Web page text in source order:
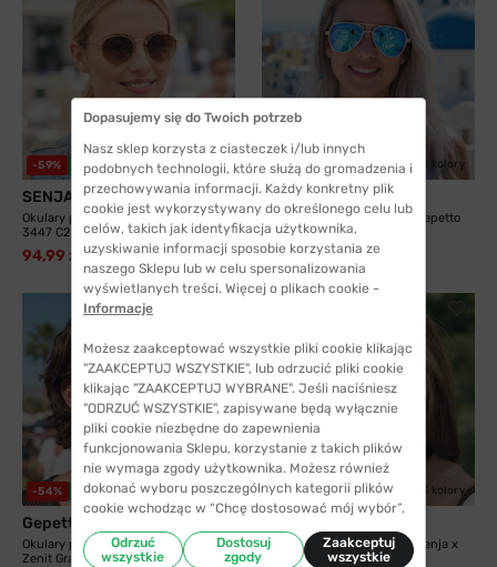
-59% WYSYŁKA 24H 3 kolory
SENJA
Okulary przeciwsłoneczne Senja
3447 C2
94,99 zł 229,99 zł
-54% WYSYŁKA 24H 4 kolory
Gepetto
Okulary przeciwsłoneczne Gepetto
Sole Navy z...
109,99 zł 240,00 zł
-54% WYSYŁKA 24H 3 kolory
Gepetto
Okulary przeciwsłoneczne Gepetto
Zenit Gray z...
-59% WYSYŁKA 24H 3 kolory
Okulary przeciwsłoneczne Senja x
Paula...
Dopasujemy się do Twoich potrzeb
Nasz sklep korzysta z ciasteczek i/lub innych
podobnych technologii, które służą do gromadzenia i
przechowywania informacji. Każdy konkretny plik
cookie jest wykorzystywany do określonego celu lub
celów, takich jak identyfikacja użytkownika,
uzyskiwanie informacji sposobie korzystania ze
naszego Sklepu lub w celu spersonalizowania
wyświetlanych treści. Więcej o plikach cookie -
Informacje
Możesz zaakceptować wszystkie pliki cookie klikając
"ZAAKCEPTUJ WSZYSTKIE", lub odrzucić pliki cookie
klikając "ZAAKCEPTUJ WYBRANE". Jeśli naciśniesz
"ODRZUĆ WSZYSTKIE", zapisywane będą wyłącznie
pliki cookie niezbędne do zapewnienia
funkcjonowania Sklepu, korzystanie z takich plików
nie wymaga zgody użytkownika. Możesz również
dokonać wyboru poszczególnych kategorii plików
cookie wchodząc w “Chcę dostosować mój wybór”.
Odrzuć
wszystkie
Dostosuj
zgody
Zaakceptuj
wszystkie